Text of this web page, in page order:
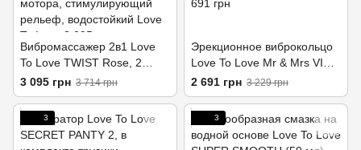
Вибромассажер 2в1 Love
To Love TWIST Rose, 2
мотора, стимулирующий
рельеф, водостойкий
3 095 грн 3 714 грн
Эрекционное виброкольцо
Love To Love Mr & Mrs VIBE
с пультом ДУ
2 691 грн 3 229 грн
3 3